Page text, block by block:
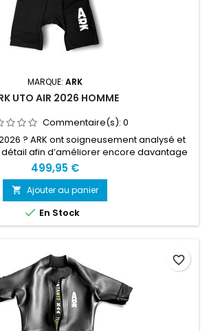
MARQUE: ARK
UTO AIR 2026 HOMME
Commentaire(s): 0
? ARK ont soigneusement analysé et
afin d’améliorer encore davantage
Matériaux améliorés. Néoprène
gamme dernière génération et inserts en
Doublures intérieures retravaillées, avec
ajusté pour atteindre des performances
maximales. Col modifié...
499,95 €
 Ajouter au panier
 En Stock
favorite_border